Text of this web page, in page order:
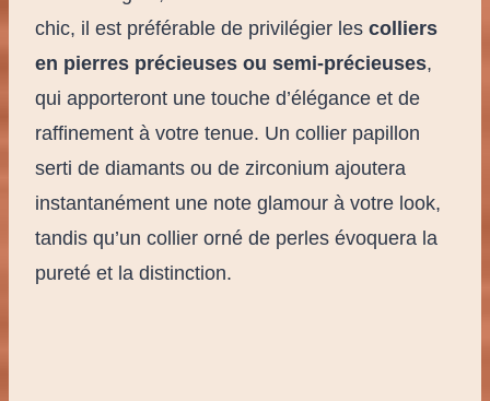
chic, il est préférable de privilégier les colliers
en pierres précieuses ou semi-précieuses,
qui apporteront une touche d’élégance et de
raffinement à votre tenue. Un collier papillon
serti de diamants ou de zirconium ajoutera
instantanément une note glamour à votre look,
tandis qu’un collier orné de perles évoquera la
pureté et la distinction.